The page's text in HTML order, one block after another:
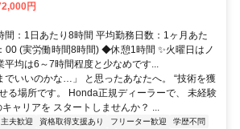
円
間：1日あたり8時間 平均勤務日数：1ヶ月あた
00 (実労働時間8時間) ◆休憩1時間 ✨火曜日はノ
平均は6～7時間程度と少なめです...
でいいのかな…」 と思ったあなたへ。 “技術を獲
る場所です。 Honda正規ディーラーで、 未経験
ャリアを スタートしませんか？ ...
夫歓迎 資格取得支援あり フリーター歓迎
学歴不問